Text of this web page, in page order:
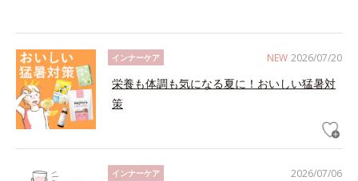
NEW 2026/07/20
インナーケア
栄養も体調も気になる夏に！おいしい猛暑対
策
2026/07/06
インナーケア